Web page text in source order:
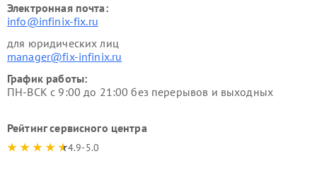
Электронная почта:
info@infinix-fix.ru
для юридических лиц
manager@fix-infinix.ru
График работы:
ПН-ВСК с 9:00 до 21:00 без перерывов и выходных
Рейтинг сервисного центра
4.9-5.0